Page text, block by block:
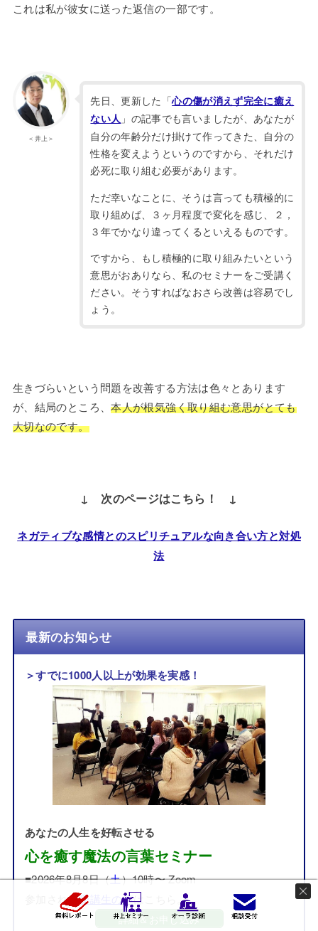
これは私が彼女に送った返信の一部です。
＜井上＞
先日、更新した「心の傷が消えず完全に癒え
ない人 」の記事でも言いましたが、あなたが
自分の年齢分だけ掛けて作ってきた、自分の
性格を変えようというのですから、それだけ
必死に取り組む必要があります。
ただ幸いなことに、そうは言っても積極的に
取り組めば、３ヶ月程度で変化を感じ、２，
３年でかなり違ってくるといえるものです。
ですから、もし積極的に取り組みたいという
意思がおありなら、私のセミナーをご受講く
ださい。そうすればなおさら改善は容易でし
ょう。
生きづらいという問題を改善する方法は色々とあります
が、結局のところ、本人が根気強く取り組む意思がとても
大切なのです。
↓ 次のページはこちら！ ↓
ネガティブな感情とのスピリチュアルな向き合い方と対処
法
最新のお知らせ
＞すでに1000人以上が効果を実感！
あなたの人生を好転させる
心を癒す魔法の言葉セミナー
■2026年8月8日（土）10時〜 Zoom
参加された受講生の声はこちら。
詳細＆お申し込み